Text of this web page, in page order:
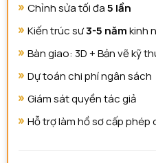
Chỉnh sửa tối đa5 lần
Kiến trúc sư3-5 nămkinh
Bàn giao: 3D + Bản vẽ kỹ
Dự toán chi phí ngân sách
Giám sát quyền tác giả
Hỗ trợ làm hồ sơ cấp